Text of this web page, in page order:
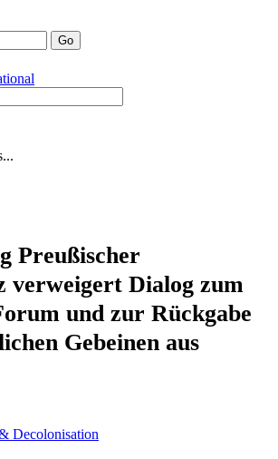
Preußischer
verweigert Dialog zum
und zur Rückgabe
Gebeinen aus
Decolonisation